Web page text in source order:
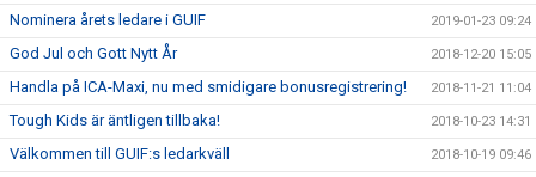
Nominera årets ledare i GUIF 2019-01-23 09:24
God Jul och Gott Nytt År 2018-12-20 15:05
Handla på ICA-Maxi, nu med smidigare bonusregistrering! 2018-11-21 11:04
Tough Kids är äntligen tillbaka! 2018-10-23 14:31
Välkommen till GUIF:s ledarkväll 2018-10-19 09:46